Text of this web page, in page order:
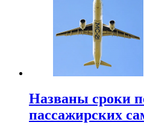
Названы сроки
пассажирских